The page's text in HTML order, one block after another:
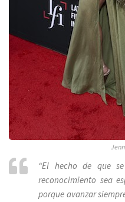
“El hecho de que
reconocimiento sea
porque avanzar